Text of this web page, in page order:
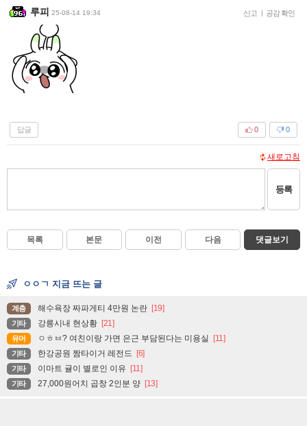
루피 25-08-14 19:34 신고 | 공감 확인
답글 0
0
새로고침
등록
목록 본문 이전 다음 댓글보기
ㅇㅇㄱ 지금 뜨는 글
계층 해수욕장 짜파게티 4만원 논란 [19]
기타 강릉시내 현상황 [21]
유머 ㅇㅎㅂ? 여친이랑 가면 은근 부담된다는 미용실 [11]
기타 한강공원 짬타이거 레전드 [6]
기타 이마트 귤이 별로인 이유 [11]
기타 27,000원어치 곱창 2인분 양 [13]